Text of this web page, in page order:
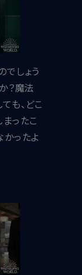
しょう
？魔法
も、どこ
ったこ
かったよ